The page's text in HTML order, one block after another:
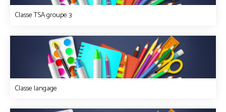
Classe TSA groupe 3
Classe langage